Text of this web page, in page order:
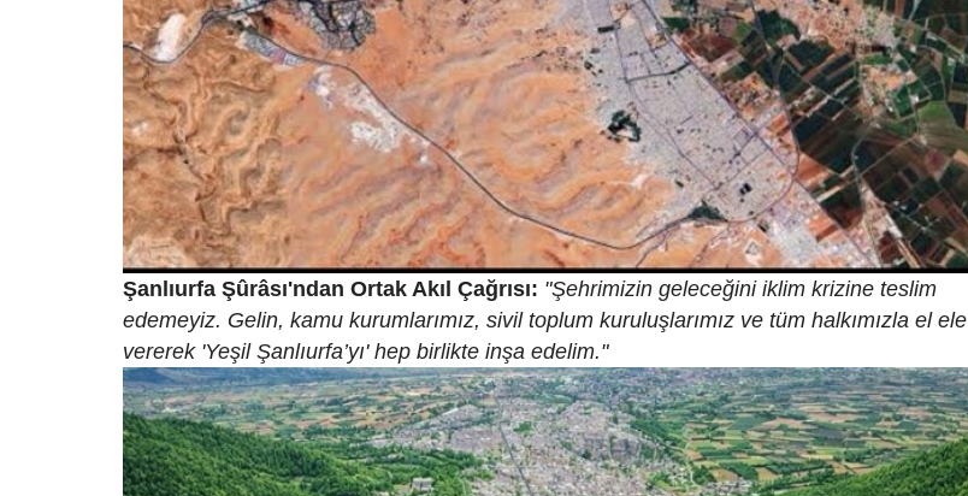
Şanlıurfa Şûrâsı'ndan Ortak Akıl Çağrısı: "Şehrimizin geleceğini iklim krizine teslim
edemeyiz. Gelin, kamu kurumlarımız, sivil toplum kuruluşlarımız ve tüm halkımızla el ele
vererek 'Yeşil Şanlıurfa’yı' hep birlikte inşa edelim."